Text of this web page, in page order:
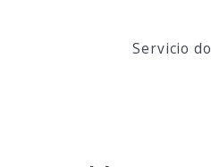
Servicio